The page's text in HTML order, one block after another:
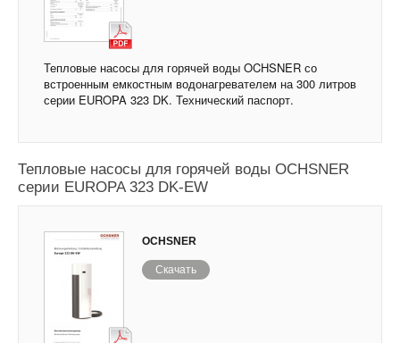
Тепловые насосы для горячей воды OCHSNER со
встроенным емкостным водонагревателем на 300 литров
серии EUROPA 323 DK. Технический паспорт.
Тепловые насосы для горячей воды OCHSNER
серии EUROPA 323 DK-EW
OCHSNER
Скачать